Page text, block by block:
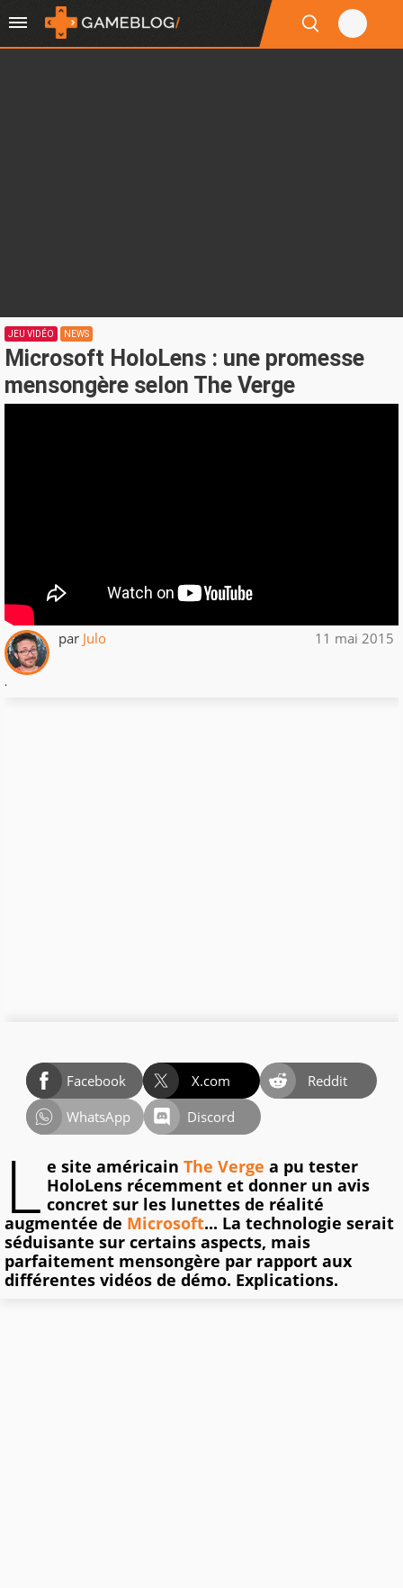
JEU VIDÉO NEWS
Microsoft HoloLens : une promesse
mensongère selon The Verge
par Julo 11 mai 2015
.
Facebook X.com
Reddit
WhatsApp
Discord
L e site américain The Verge a pu tester
HoloLens récemment et donner un avis
concret sur les lunettes de réalité
augmentée de Microsoft... La technologie serait
séduisante sur certains aspects, mais
parfaitement mensongère par rapport aux
différentes vidéos de démo. Explications.